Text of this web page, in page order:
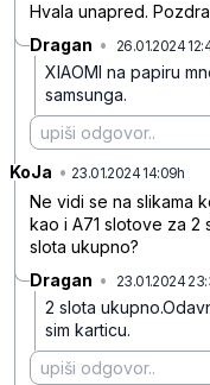
Hvala unapred.
Dragan • 26.01.2024
XIAOMI na papiru
samsunga.
KoJa • 23.01.2024 14:09h
Ne vidi se na slikama
kao i A71 slotove za 2
slota ukupno?
Dragan • 23.01.2024
2 slota
sim karticu.